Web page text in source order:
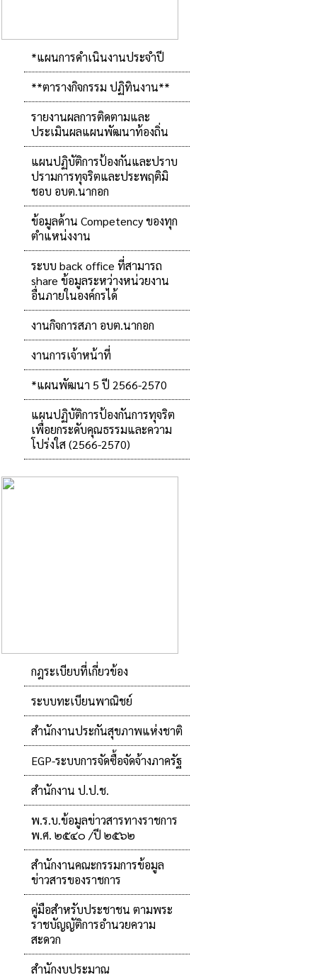
*แผนการดำเนินงานประจำปี
**ตารางกิจกรรม ปฏิทินงาน**
รายงานผลการติดตามและ
ประเมินผลแผนพัฒนาท้องถิ่น
แผนปฏิบัติการป้องกันและปราบ
ปรามการทุจริตและประพฤติมิ
ชอบ อบต.นากอก
ข้อมูลด้าน Competency ของทุก
ตำแหน่งงาน
ระบบ back office ที่สามารถ
share ข้อมูลระหว่างหน่วยงาน
อื่นภายในองค์กรได้
งานกิจการสภา อบต.นากอก
งานการเจ้าหน้าที่
*แผนพัฒนา 5 ปี 2566-2570
แผนปฏิบัติการป้องกันการทุจริต
เพื่อยกระดับคุณธรรมและความ
โปร่งใส (2566-2570)
กฎระเบียบที่เกี่ยวข้อง
ระบบทะเบียนพาณิชย์
สำนักงานประกันสุขภาพแห่งชาติ
EGP-ระบบการจัดซื้อจัดจ้างภาครัฐ
สำนักงาน ป.ป.ช.
พ.ร.บ.ข้อมูลข่าวสารทางราชการ
พ.ศ. ๒๕๔๐ /ปี ๒๕๖๒
สำนักงานคณะกรรมการข้อมูล
ข่าวสารของราชการ
คู่มือสำหรับประชาชน ตามพระ
ราชบัญญัติการอำนวยความ
สะดวก
สำนักงบประมาณ